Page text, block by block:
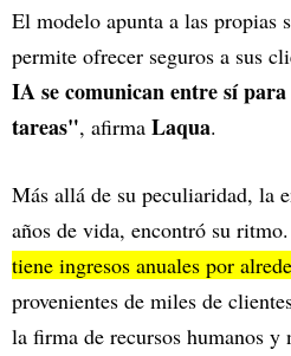
El modelo apunta a las propias
permite ofrecer seguros a sus
IA se comunican entre sí
tareas", afirma Laqua.
Más allá de su peculiaridad, la
años de vida, encontró su
tiene ingresos anuales por
provenientes de miles de
la firma de recursos humanos y